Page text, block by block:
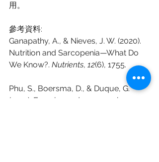
用。
參考資料:
Ganapathy, A., & Nieves, J. W. (2020).
Nutrition and Sarcopenia—What Do
We Know?. Nutrients, 12(6), 1755.
Phu, S., Boersma, D., & Duque, G.
(2015). Exercise and sarcopenia.